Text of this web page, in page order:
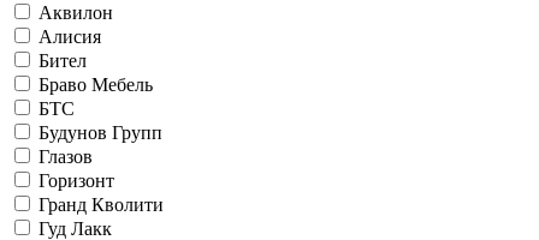
Аквилон
Алисия
Бител
Браво Мебель
БТС
Будунов Групп
Глазов
Горизонт
Гранд Кволити
Гуд Лакк